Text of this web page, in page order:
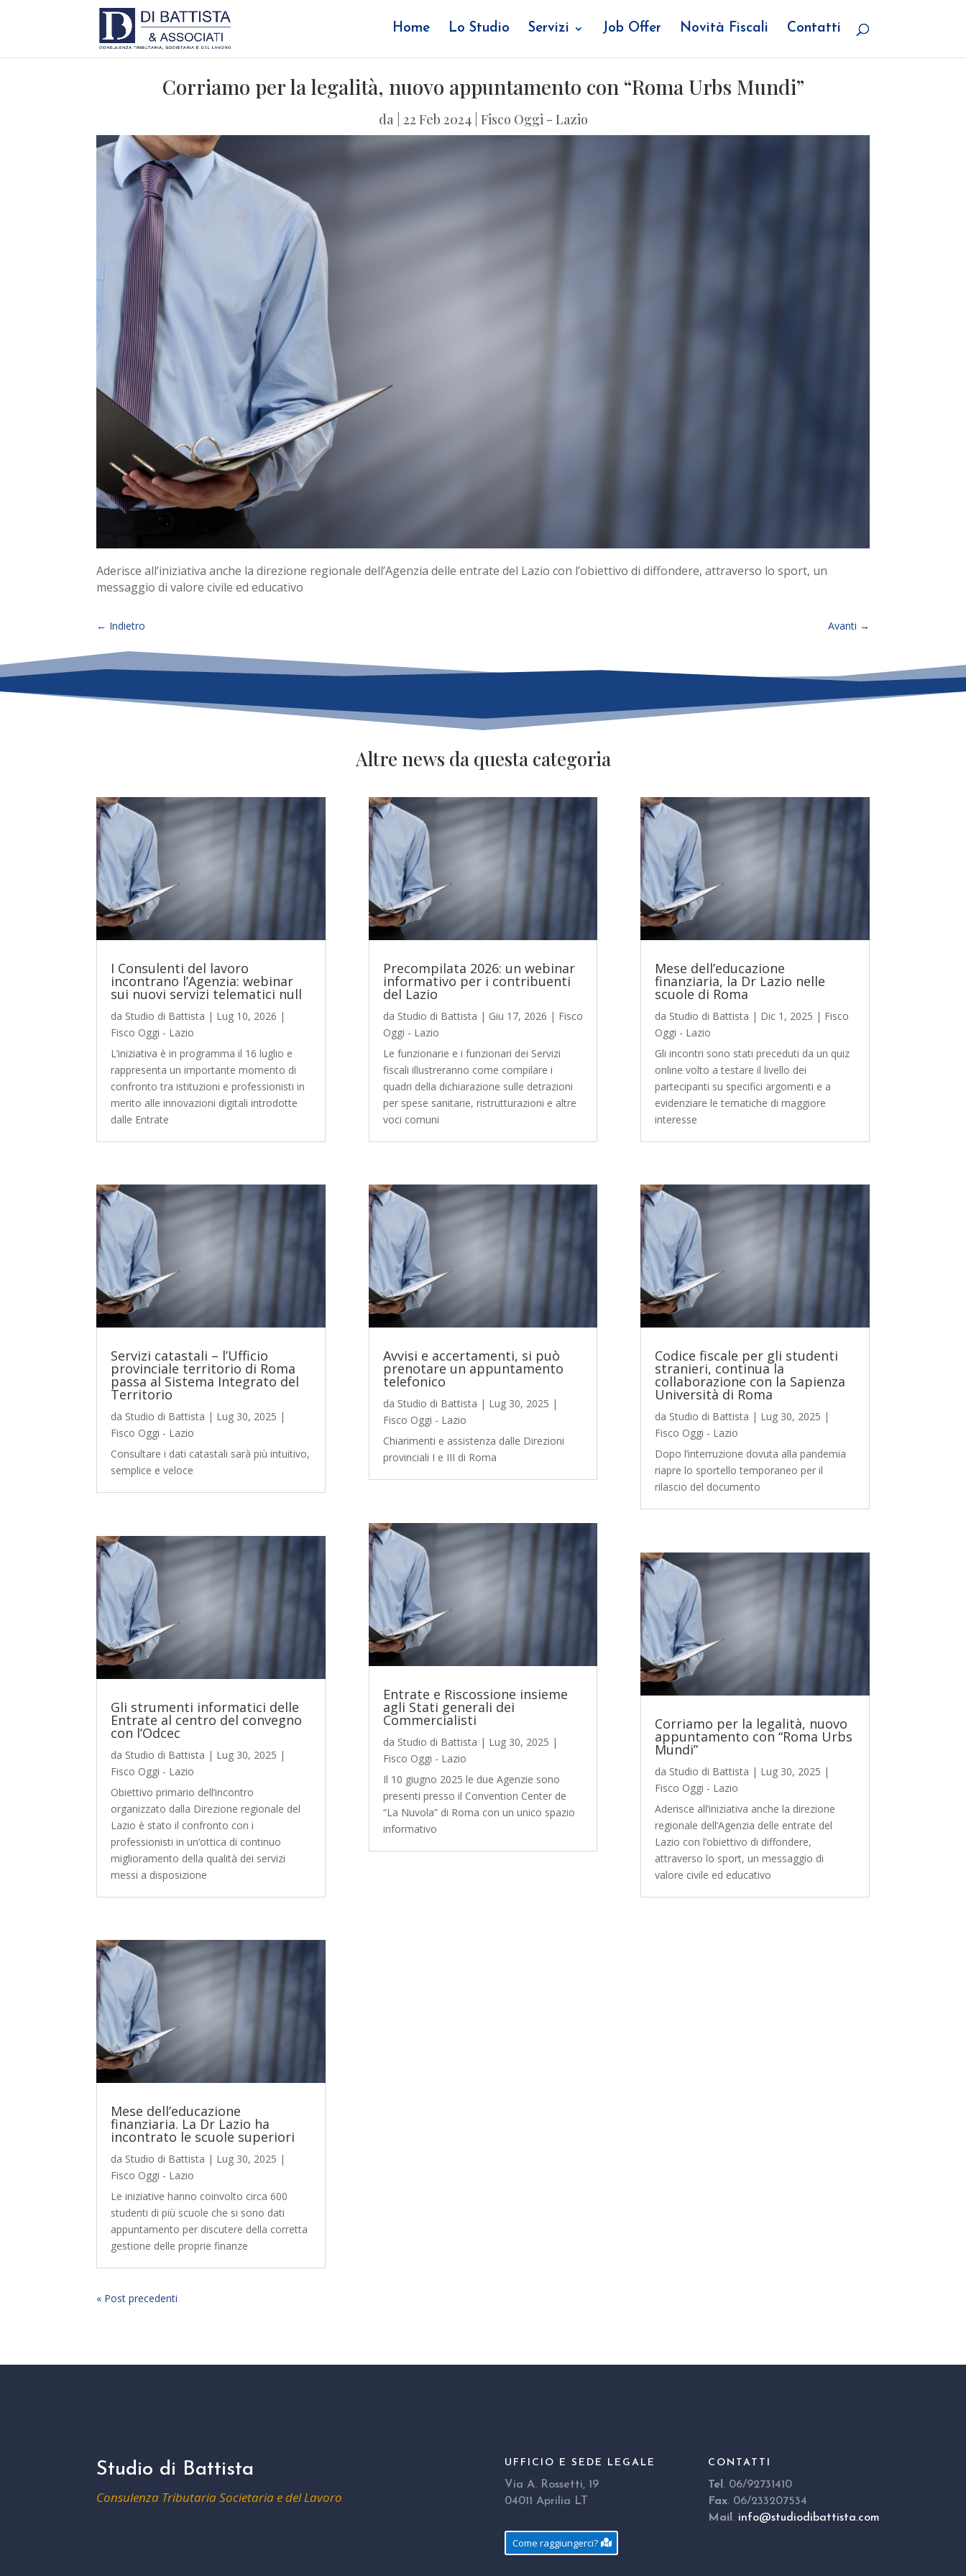
Home Lo Studio Servizi Job Offer Novità Fiscali Contatti
Corriamo per la legalità, nuovo appuntamento con “Roma Urbs Mundi”
da 22 Feb 2024| Fisco Oggi - Lazio
Aderisce all’iniziativa anche la direzione regionale dell’Agenzia delle entrate del Lazio con l’obiettivo di diffondere, attraverso lo sport, un
messaggio di valore civile ed educativo
← Indietro Avanti →
Altre news da questa categoria
I Consulenti del lavoro
incontrano l’Agenzia: webinar
sui nuovi servizi telematici null
da Studio di Battista | Lug 10, 2026 |
Fisco Oggi - Lazio
L’iniziativa è in programma il 16 luglio e
rappresenta un importante momento di
confronto tra istituzioni e professionisti in
merito alle innovazioni digitali introdotte
dalle Entrate
Servizi catastali – l’Ufficio
provinciale territorio di Roma
passa al Sistema Integrato del
Territorio
da Studio di Battista | Lug 30, 2025 |
Fisco Oggi - Lazio
Consultare i dati catastali sarà più intuitivo,
semplice e veloce
Gli strumenti informatici delle
Entrate al centro del convegno
con l’Odcec
da Studio di Battista | Lug 30, 2025 |
Fisco Oggi - Lazio
Obiettivo primario dell’incontro
organizzato dalla Direzione regionale del
Lazio è stato il confronto con i
professionisti in un’ottica di continuo
miglioramento della qualità dei servizi
messi a disposizione
Mese dell’educazione
finanziaria. La Dr Lazio ha
incontrato le scuole superiori
da Studio di Battista | Lug 30, 2025 |
Fisco Oggi - Lazio
Le iniziative hanno coinvolto circa 600
studenti di più scuole che si sono dati
appuntamento per discutere della corretta
gestione delle proprie finanze
Precompilata 2026: un webinar
informativo per i contribuenti
del Lazio
da Studio di Battista | Giu 17, 2026 | Fisco
Oggi - Lazio
Le funzionarie e i funzionari dei Servizi
fiscali illustreranno come compilare i
quadri della dichiarazione sulle detrazioni
per spese sanitarie, ristrutturazioni e altre
voci comuni
Avvisi e accertamenti, si può
prenotare un appuntamento
telefonico
da Studio di Battista | Lug 30, 2025 |
Fisco Oggi - Lazio
Chiarimenti e assistenza dalle Direzioni
provinciali I e III di Roma
Entrate e Riscossione insieme
agli Stati generali dei
Commercialisti
da Studio di Battista | Lug 30, 2025 |
Fisco Oggi - Lazio
Il 10 giugno 2025 le due Agenzie sono
presenti presso il Convention Center de
“La Nuvola” di Roma con un unico spazio
informativo
Mese dell’educazione
finanziaria, la Dr Lazio nelle
scuole di Roma
da Studio di Battista | Dic 1, 2025 | Fisco
Oggi - Lazio
Gli incontri sono stati preceduti da un quiz
online volto a testare il livello dei
partecipanti su specifici argomenti e a
evidenziare le tematiche di maggiore
interesse
Codice fiscale per gli studenti
stranieri, continua la
collaborazione con la Sapienza
Università di Roma
da Studio di Battista | Lug 30, 2025 |
Fisco Oggi - Lazio
Dopo l’interruzione dovuta alla pandemia
riapre lo sportello temporaneo per il
rilascio del documento
Corriamo per la legalità, nuovo
appuntamento con “Roma Urbs
Mundi”
da Studio di Battista | Lug 30, 2025 |
Fisco Oggi - Lazio
Aderisce all’iniziativa anche la direzione
regionale dell’Agenzia delle entrate del
Lazio con l’obiettivo di diffondere,
attraverso lo sport, un messaggio di
valore civile ed educativo
« Post precedenti
Studio di Battista
Consulenza Tributaria Societaria e del Lavoro
UFFICIO E SEDE LEGALE
Via A. Rossetti, 19
04011 Aprilia LT
Come raggiungerci?
CONTATTI
Tel . 06/92731410
Fax. 06/233207534
Mail . info@studiodibattista.com